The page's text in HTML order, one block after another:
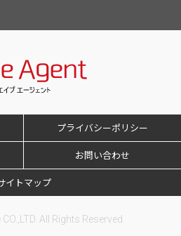
プライバシーポリシー
お問い合わせ
イトマップ
All Rights Reserved.